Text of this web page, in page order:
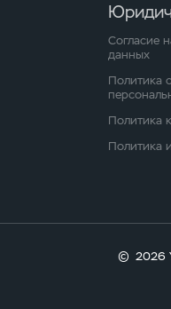
Согласие
данных
Политика
Политика
Политика
© 2026